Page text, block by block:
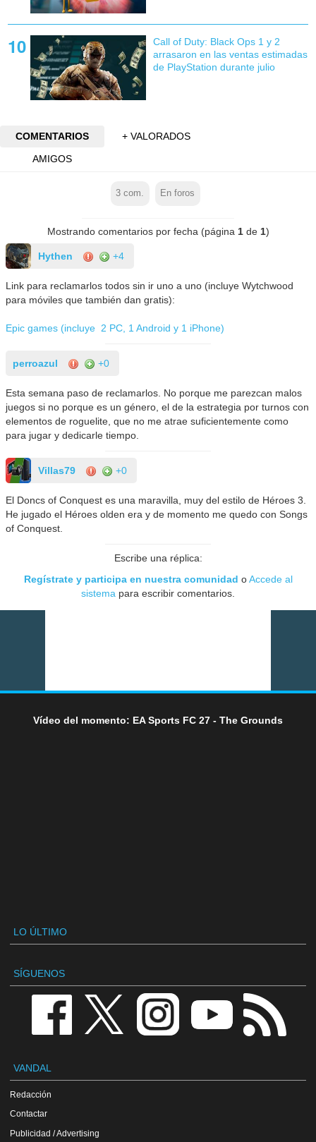
Call of Duty: Black Ops 1 y 2
arrasaron en las ventas estimadas
de PlayStation durante julio
COMENTARIOS
+ VALORADOS
AMIGOS
3 com. En foros
Mostrando comentarios por fecha (página 1de 1)
Hythen +4
Link para reclamarlos todos sin ir uno a uno (incluye Wytchwood
para móviles que también dan gratis):
Epic games (incluye 2 PC, 1 Android y 1 iPhone)
perroazul +0
Esta semana paso de reclamarlos. No porque me parezcan malos
juegos si no porque es un género, el de la estrategia por turnos con
elementos de roguelite, que no me atrae suficientemente como
para jugar y dedicarle tiempo.
Villas79 +0
El Doncs of Conquest es una maravilla, muy del estilo de Héroes 3.
He jugado el Héroes olden era y de momento me quedo con Songs
of Conquest.
Escribe una réplica:
Regístrate y participa en nuestra comunidad oAccede al
sistema para escribir comentarios.
Vídeo del momento: EA Sports FC 27 - The Grounds
LO ÚLTIMO
SÍGUENOS
VANDAL
Redacción
Contactar
Publicidad / Advertising